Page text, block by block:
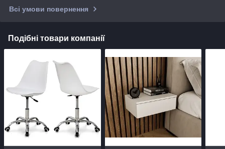
Всі умови повернення
Подібні товари компанії